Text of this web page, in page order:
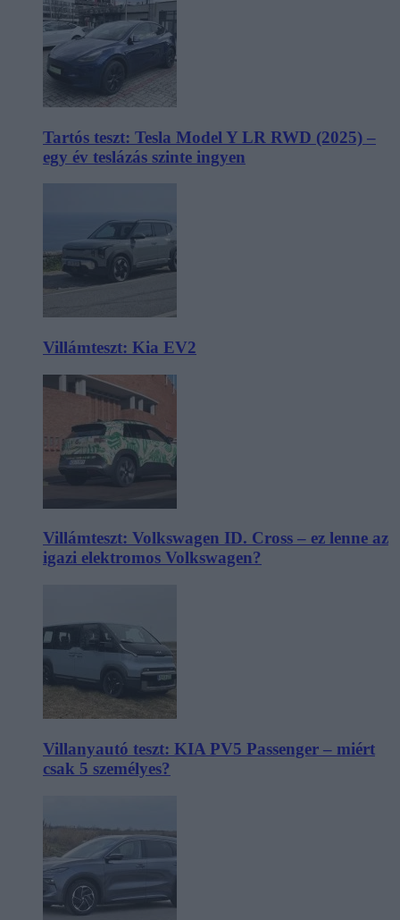
Tartós teszt: Tesla Model Y LR RWD (2025) –
egy év teslázás szinte ingyen
Villámteszt: Kia EV2
Villámteszt: Volkswagen ID. Cross – ez lenne az
igazi elektromos Volkswagen?
Villanyautó teszt: KIA PV5 Passenger – miért
csak 5 személyes?